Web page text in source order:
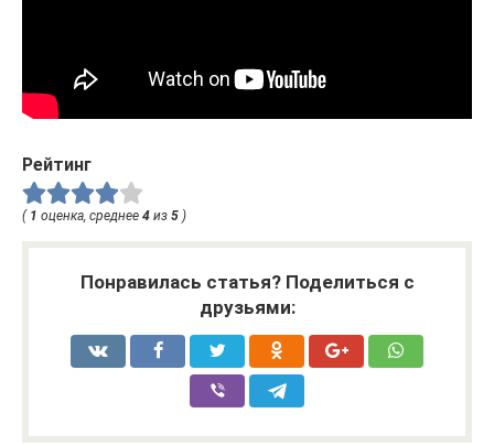
Рейтинг
( 1 оценка, среднее 4 из 5 )
Понравилась статья? Поделиться с
друзьями: